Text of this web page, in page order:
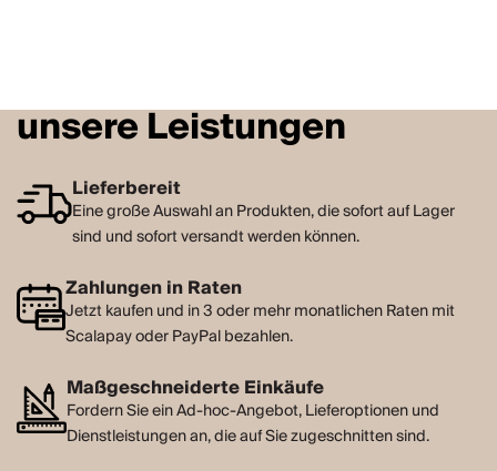
unsere Leistungen
Lieferbereit
Eine große Auswahl an Produkten, die sofort auf Lager
sind und sofort versandt werden können.
Zahlungen in Raten
Jetzt kaufen und in 3 oder mehr monatlichen Raten mit
Scalapay oder PayPal bezahlen.
Maßgeschneiderte Einkäufe
Fordern Sie ein Ad-hoc-Angebot, Lieferoptionen und
Dienstleistungen an, die auf Sie zugeschnitten sind.